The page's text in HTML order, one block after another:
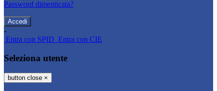
Password dimenticata?
-
Entra con SPID Entra con CIE
Seleziona utente
button close ×